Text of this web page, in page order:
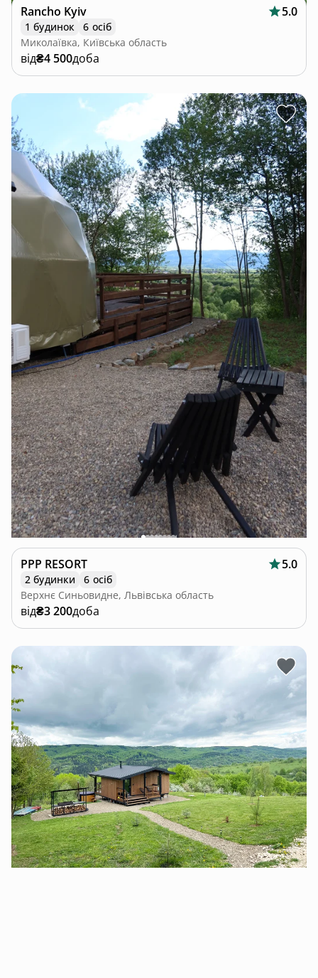
Rancho Kyiv 5.0
1 будинок
6 осіб
Миколаївка, Київська область
від₴4 500доба
PPP RESORT 5.0
2 будинки
6 осіб
Верхнє Синьовидне, Львівська область
від₴3 200доба